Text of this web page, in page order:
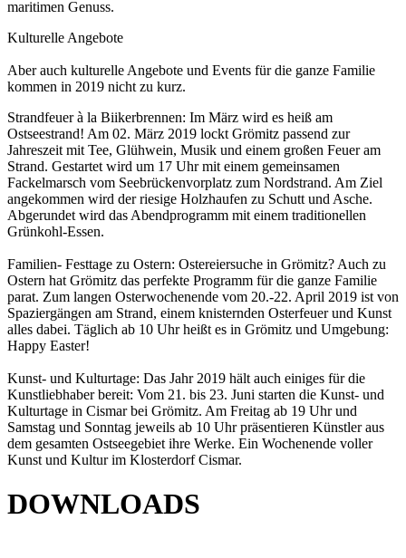
maritimen Genuss.
Kulturelle Angebote
Aber auch kulturelle Angebote und Events für die ganze Familie
kommen in 2019 nicht zu kurz.
Strandfeuer à la Biikerbrennen: Im März wird es heiß am
Ostseestrand! Am 02. März 2019 lockt Grömitz passend zur
Jahreszeit mit Tee, Glühwein, Musik und einem großen Feuer am
Strand. Gestartet wird um 17 Uhr mit einem gemeinsamen
Fackelmarsch vom Seebrückenvorplatz zum Nordstrand. Am Ziel
angekommen wird der riesige Holzhaufen zu Schutt und Asche.
Abgerundet wird das Abendprogramm mit einem traditionellen
Grünkohl-Essen.
Familien- Festtage zu Ostern: Ostereiersuche in Grömitz? Auch zu
Ostern hat Grömitz das perfekte Programm für die ganze Familie
parat. Zum langen Osterwochenende vom 20.-22. April 2019 ist von
Spaziergängen am Strand, einem knisternden Osterfeuer und Kunst
alles dabei. Täglich ab 10 Uhr heißt es in Grömitz und Umgebung:
Happy Easter!
Kunst- und Kulturtage: Das Jahr 2019 hält auch einiges für die
Kunstliebhaber bereit: Vom 21. bis 23. Juni starten die Kunst- und
Kulturtage in Cismar bei Grömitz. Am Freitag ab 19 Uhr und
Samstag und Sonntag jeweils ab 10 Uhr präsentieren Künstler aus
dem gesamten Ostseegebiet ihre Werke. Ein Wochenende voller
Kunst und Kultur im Klosterdorf Cismar.
DOWNLOADS